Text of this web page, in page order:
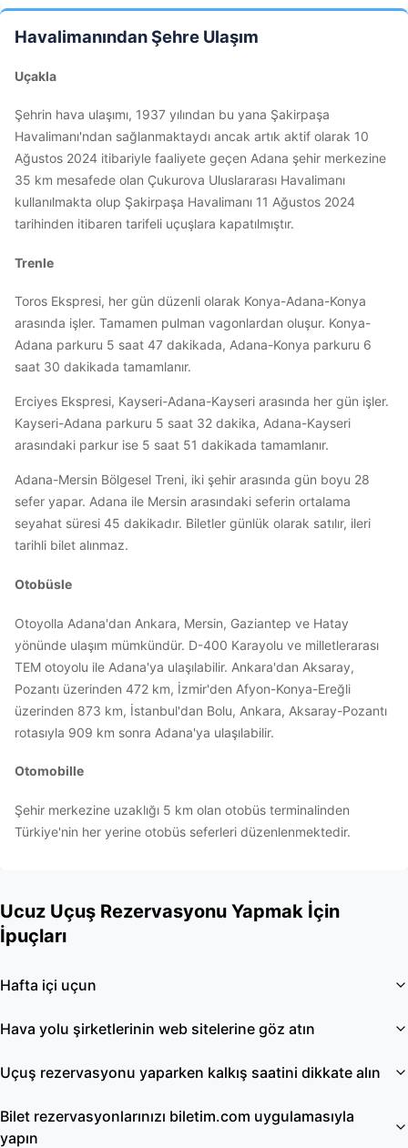
Havalimanından Şehre Ulaşım
Uçakla
Şehrin hava ulaşımı, 1937 yılından bu yana Şakirpaşa
Havalimanı'ndan sağlanmaktaydı ancak artık aktif olarak 10
Ağustos 2024 itibariyle faaliyete geçen Adana şehir merkezine
35 km mesafede olan Çukurova Uluslararası Havalimanı
kullanılmakta olup Şakirpaşa Havalimanı 11 Ağustos 2024
tarihinden itibaren tarifeli uçuşlara kapatılmıştır.
Trenle
Toros Ekspresi, her gün düzenli olarak Konya-Adana-Konya
arasında işler. Tamamen pulman vagonlardan oluşur. Konya-
Adana parkuru 5 saat 47 dakikada, Adana-Konya parkuru 6
saat 30 dakikada tamamlanır.
Erciyes Ekspresi, Kayseri-Adana-Kayseri arasında her gün işler.
Kayseri-Adana parkuru 5 saat 32 dakika, Adana-Kayseri
arasındaki parkur ise 5 saat 51 dakikada tamamlanır.
Adana-Mersin Bölgesel Treni, iki şehir arasında gün boyu 28
sefer yapar. Adana ile Mersin arasındaki seferin ortalama
seyahat süresi 45 dakikadır. Biletler günlük olarak satılır, ileri
tarihli bilet alınmaz.
Otobüsle
Otoyolla Adana'dan Ankara, Mersin, Gaziantep ve Hatay
yönünde ulaşım mümkündür. D-400 Karayolu ve milletlerarası
TEM otoyolu ile Adana'ya ulaşılabilir. Ankara'dan Aksaray,
Pozantı üzerinden 472 km, İzmir'den Afyon-Konya-Ereğli
üzerinden 873 km, İstanbul'dan Bolu, Ankara, Aksaray-Pozantı
rotasıyla 909 km sonra Adana'ya ulaşılabilir.
Otomobille
Şehir merkezine uzaklığı 5 km olan otobüs terminalinden
Türkiye'nin her yerine otobüs seferleri düzenlenmektedir.
Ucuz Uçuş Rezervasyonu Yapmak İçin
İpuçları
Hafta içi uçun
Hava yolu şirketlerinin web sitelerine göz atın
Uçuş rezervasyonu yaparken kalkış saatini dikkate alın
Bilet rezervasyonlarınızı biletim.com uygulamasıyla
yapın